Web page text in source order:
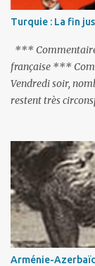
Turquie : La fin
***
française ***
Vendredi soir,
restent très
actions menées
réalisation du
Arménie-